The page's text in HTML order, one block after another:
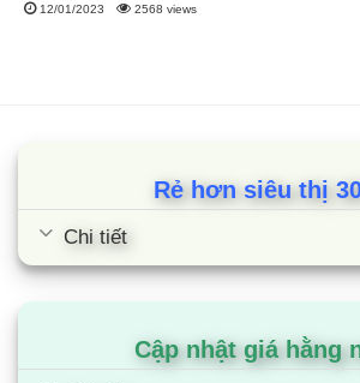
12/01/2023 2568 views
Rẻ hơn siêu thị
Chi tiết
Cập nhật giá hằng